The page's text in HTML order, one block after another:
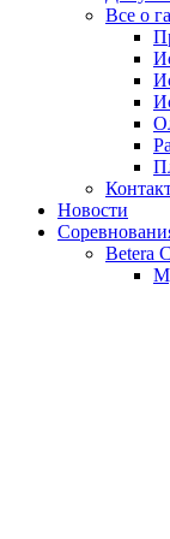
Все о
Новости
Betera